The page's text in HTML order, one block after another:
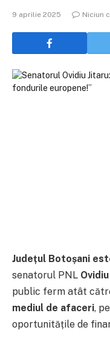
9 aprilie 2025 Niciun
Județul Botoșani
senatorul PNL
public ferm atât
mediul de afaceri,
oportunitățile de